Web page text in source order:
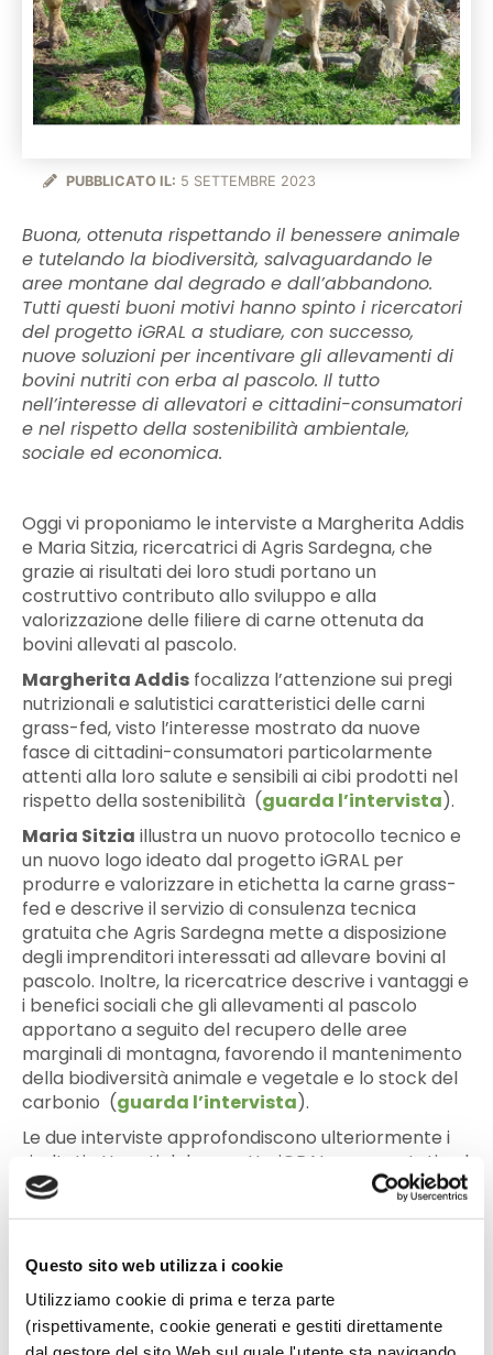
Questo sito web utilizza i cookie
Utilizziamo cookie di prima e terza parte
(rispettivamente, cookie generati e gestiti direttamente
PUBBLICATO IL: 5 SETTEMBRE 2023
Buona, ottenuta rispettando il benessere animale
e tutelando la biodiversità, salvaguardando le
aree montane dal degrado e dall’abbandono.
Tutti questi buoni motivi hanno spinto i ricercatori
del progetto iGRAL a studiare, con successo,
nuove soluzioni per incentivare gli allevamenti di
bovini nutriti con erba al pascolo. Il tutto
nell’interesse di allevatori e cittadini-consumatori
e nel rispetto della sostenibilità ambientale,
sociale ed economica.
Oggi vi proponiamo le interviste a Margherita Addis
e Maria Sitzia, ricercatrici di Agris Sardegna, che
grazie ai risultati dei loro studi portano un
costruttivo contributo allo sviluppo e alla
valorizzazione delle filiere di carne ottenuta da
bovini allevati al pascolo.
Margherita Addis focalizza l’attenzione sui pregi
nutrizionali e salutistici caratteristici delle carni
grass-fed, visto l’interesse mostrato da nuove
fasce di cittadini-consumatori particolarmente
attenti alla loro salute e sensibili ai cibi prodotti nel
rispetto della sostenibilità (guarda l’intervista).
Maria Sitzia illustra un nuovo protocollo tecnico e
un nuovo logo ideato dal progetto iGRAL per
produrre e valorizzare in etichetta la carne grass-
fed e descrive il servizio di consulenza tecnica
gratuita che Agris Sardegna mette a disposizione
degli imprenditori interessati ad allevare bovini al
pascolo. Inoltre, la ricercatrice descrive i vantaggi e
i benefici sociali che gli allevamenti al pascolo
apportano a seguito del recupero delle aree
marginali di montagna, favorendo il mantenimento
della biodiversità animale e vegetale e lo stock del
carbonio (guarda l’intervista).
Le due interviste approfondiscono ulteriormente i
risultati ottenuti dal progetto iGRAL e presentati nel
marzo 2023 in occasione dell’evento di fine
progetto: tutte le relazioni sono pubblicate sul
sono riportatiin questo articolo
Foto di copertina: Gian Marco Marrosu, Agris